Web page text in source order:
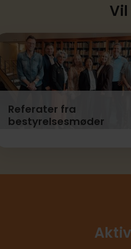
Referater fra
bestyrelsesmøder